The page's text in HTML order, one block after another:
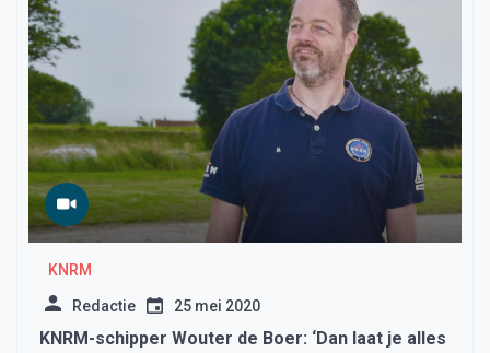
KNRM
Redactie 25 mei 2020
KNRM-schipper Wouter de Boer: ‘Dan laat je alles